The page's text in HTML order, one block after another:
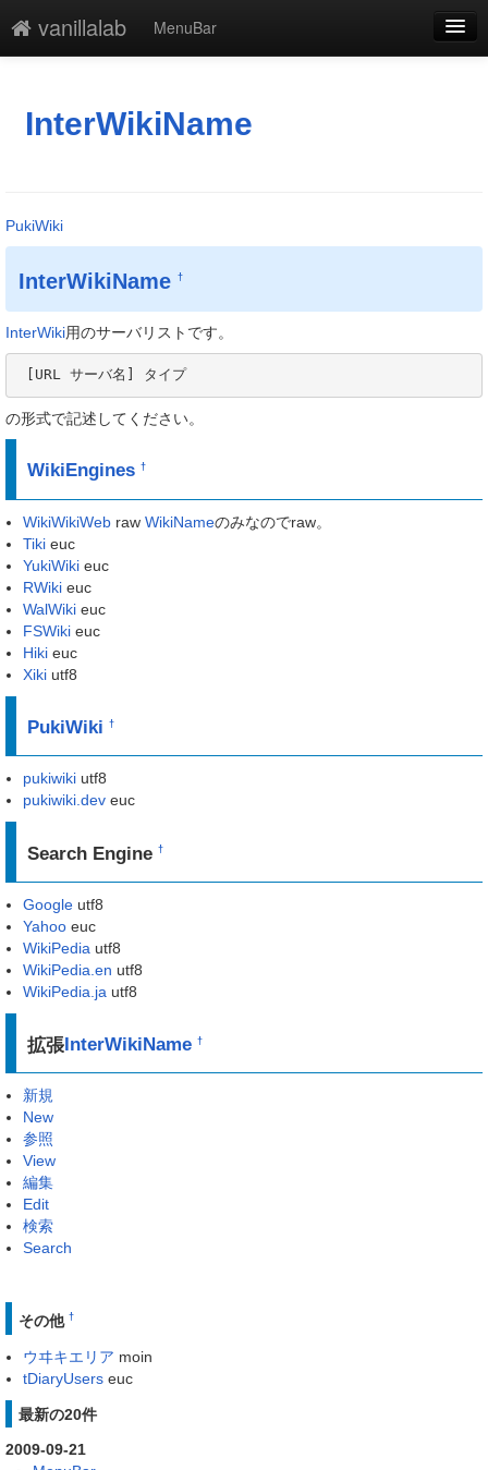
vanillalab
MenuBar
添付
最終更新
一覧
単語検索
InterWikiName
PukiWiki
InterWikiName †
InterWiki用のサーバリストです。
[URL サーバ名] タイプ
の形式で記述してください。
WikiEngines †
WikiWikiWeb raw WikiNameのみなのでraw。
Tiki euc
YukiWiki euc
RWiki euc
WalWiki euc
FSWiki euc
Hiki euc
Xiki utf8
PukiWiki †
pukiwiki utf8
pukiwiki.dev euc
Search Engine†
Google utf8
Yahoo euc
WikiPedia utf8
WikiPedia.en utf8
WikiPedia.ja utf8
拡張 InterWikiName †
新規
New
参照
View
編集
Edit
検索
Search
その他 †
ウヰキエリア moin
tDiaryUsers euc
最新の20件
2009-09-21